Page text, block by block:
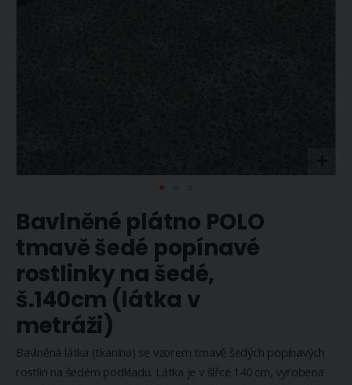
na
začátek
galerie
s
obrázky
Bavlněné plátno POLO
tmavě šedé popínavé
rostlinky na šedé,
š.140cm (látka v
metráži)
Bavlněná látka (tkanina) se vzorem tmavě šedých popínavých
rostlin na šedém podkladu. Látka je v šířce 140 cm, vyrobena